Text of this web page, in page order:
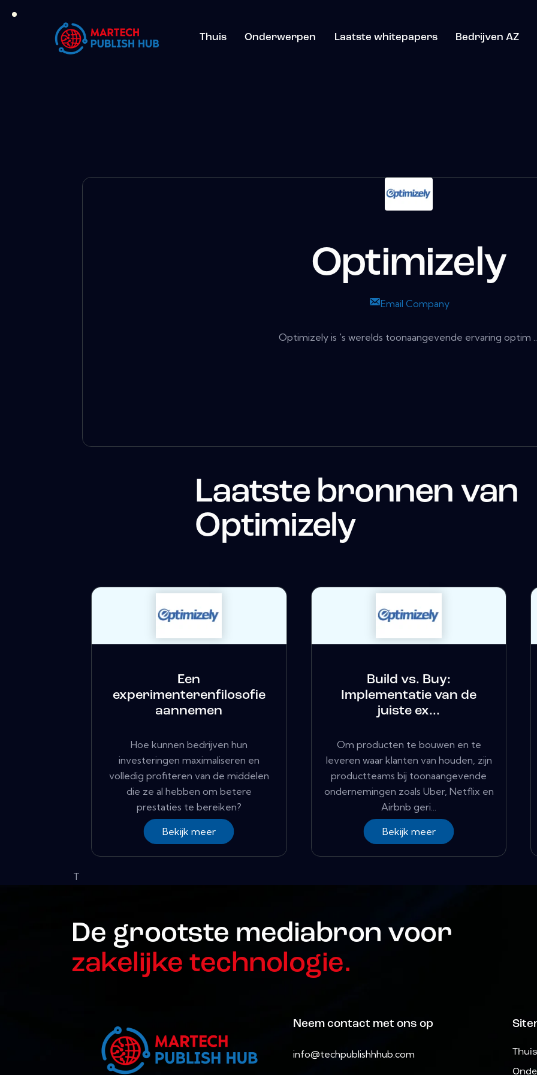
Thuis Onderwerpen Laatste whitepapers Bedrijven AZ
Optimizely
Email Company
Optimizely is 's werelds toonaangevende ervaring optim
Laatste bronnen van
Optimizely
Een
experimenterenfilosofie
aannemen
Hoe kunnen bedrijven hun
investeringen maximaliseren en
volledig profiteren van de middelen
die ze al hebben om betere
prestaties te bereiken?
Bekijk meer
Build vs. Buy:
Implementatie van de
juiste ex...
Om producten te bouwen en te
leveren waar klanten van houden, zijn
productteams bij toonaangevende
ondernemingen zoals Uber, Netflix en
Airbnb geri...
Bekijk meer
T
De grootste mediabron voor
zakelijke technologie.
Neem contact met ons op
info@techpublishhhub.com